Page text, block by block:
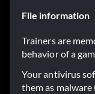
File information
Trainers are
behavior of a
Your antivirus
them as malware